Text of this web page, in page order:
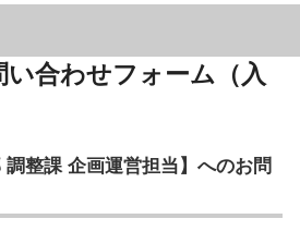
い合わせフォーム（入
調整課 企画運営担当】へのお問